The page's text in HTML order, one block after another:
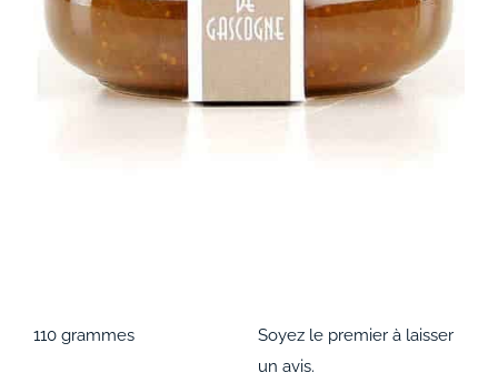
0
110 grammes
Soyez le premier à laisser
un avis.